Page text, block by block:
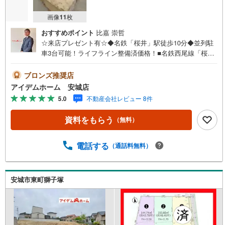
画像11枚
おすすめポイント 比嘉 崇哲
☆来店プレゼント有☆◆名鉄「桜井」駅徒歩10分◆並列駐
車3台可能！ライフライン整備済価格！■名鉄西尾線「桜井
済価格！■土地面積43坪以上☆■道路との高低差無し♪《本
日見学OK！》営業時間内（9:00～19:00）は、下記電話フ
ォームよりお電話をして頂けるとスムーズに見学のご案内
ができます。＜自己資金0円でも大丈夫！＞*水曜日も営業
しております！*今から見たい！聞きたい！にスピード対
応！*自己資金なしでも購入出来ます！*自営業の方・買い
ご来店のメリット・ネット掲載以外の発売予定物件の情報
進捗状況の提供・豊富な物件情報の中からお客様のご要望
に合わせて物件をご紹介～*アイデムホームではお客様第一
での営業を心掛けております*～是非お気軽にお問い合わせ
くださいませ！
ブロンズ推奨店
アイデムホーム 安城店
5.0 不動産会社レビュー 8件
資料をもらう （無料）
電話する （通話料無料）
安城市東町獅子塚